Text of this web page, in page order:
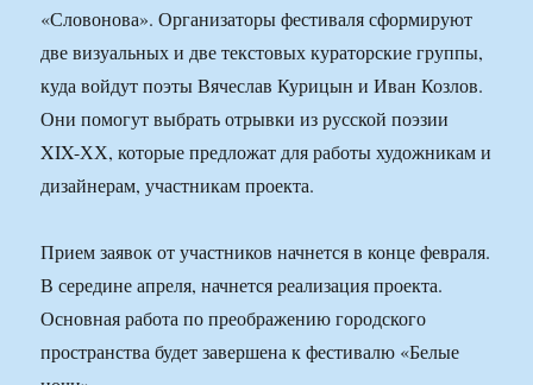
«Словонова». Организаторы фестиваля сформируют
две визуальных и две текстовых кураторские группы,
куда войдут поэты Вячеслав Курицын и Иван Козлов.
Они помогут выбрать отрывки из русской поэзии
XIX-ХХ, которые предложат для работы художникам и
дизайнерам, участникам проекта.
Прием заявок от участников начнется в конце февраля.
В середине апреля, начнется реализация проекта.
Основная работа по преображению городского
пространства будет завершена к фестивалю «Белые